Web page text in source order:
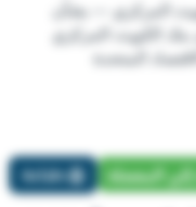
— بنك الكويت المركزي — بشأن
الكويت المركزي
المتحدة
إلي المفضلة طباعة